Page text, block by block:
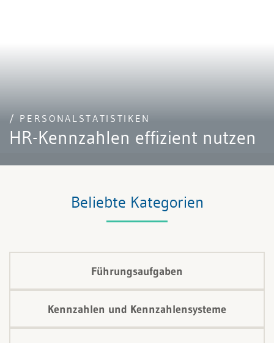
/ PERSONALSTATISTIKEN
HR-Kennzahlen effizient nutzen
Beliebte Kategorien
Führungsaufgaben
Kennzahlen und Kennzahlensysteme